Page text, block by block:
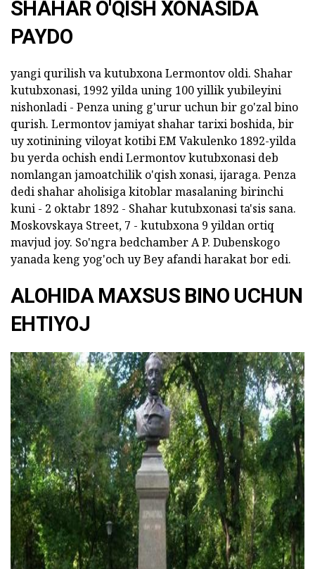
SHAHAR O'QISH XONASIDA
PAYDO
yangi qurilish va kutubxona Lermontov oldi. Shahar
kutubxonasi, 1992 yilda uning 100 yillik yubileyini
nishonladi - Penza uning g'urur uchun bir go'zal bino
qurish. Lermontov jamiyat shahar tarixi boshida, bir
uy xotinining viloyat kotibi EM Vakulenko 1892-yilda
bu yerda ochish endi Lermontov kutubxonasi deb
nomlangan jamoatchilik o'qish xonasi, ijaraga. Penza
dedi shahar aholisiga kitoblar masalaning birinchi
kuni - 2 oktabr 1892 - Shahar kutubxonasi ta'sis sana.
Moskovskaya Street, 7 - kutubxona 9 yildan ortiq
mavjud joy. So'ngra bedchamber A P. Dubenskogo
yanada keng yog'och uy Bey afandi harakat bor edi.
ALOHIDA MAXSUS BINO UCHUN
EHTIYOJ